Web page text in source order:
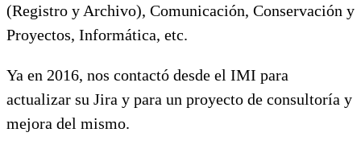
(Registro y Archivo), Comunicación, Conservación y
Proyectos, Informática, etc.
Ya en 2016, nos contactó desde el IMI para
actualizar su Jira y para un proyecto de consultoría y
mejora del mismo.